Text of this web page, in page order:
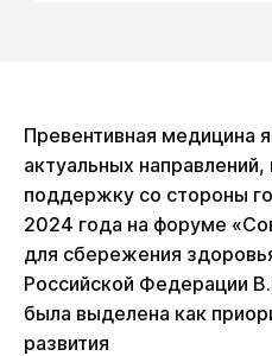
Превентивная медицина
актуальных
поддержку со стороны
2024 года на форуме
для сбережения
Российской Федерации
была выделена как
развития